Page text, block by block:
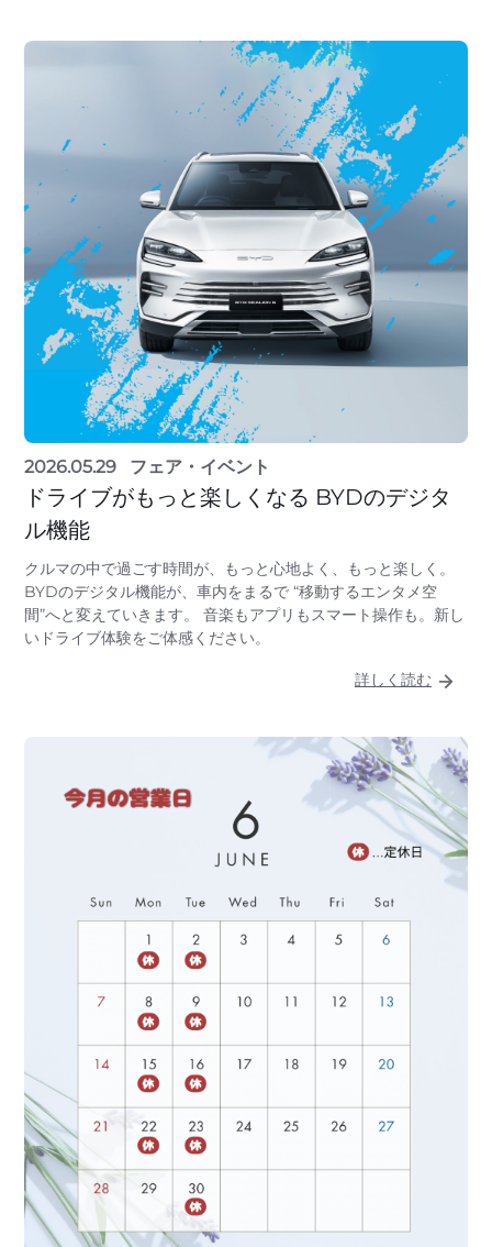
2026.05.29 フェア・イベント
ドライブがもっと楽しくなる BYDのデジタ
ル機能
クルマの中で過ごす時間が、もっと心地よく、もっと楽しく。
BYDのデジタル機能が、車内をまるで “移動するエンタメ空
間”へと変えていきます。 音楽もアプリもスマート操作も。新し
いドライブ体験をご体感ください。
詳しく読む